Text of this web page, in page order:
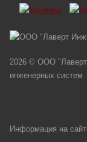
2026 © ООО "Лаверт
инженерных систем
Информация на